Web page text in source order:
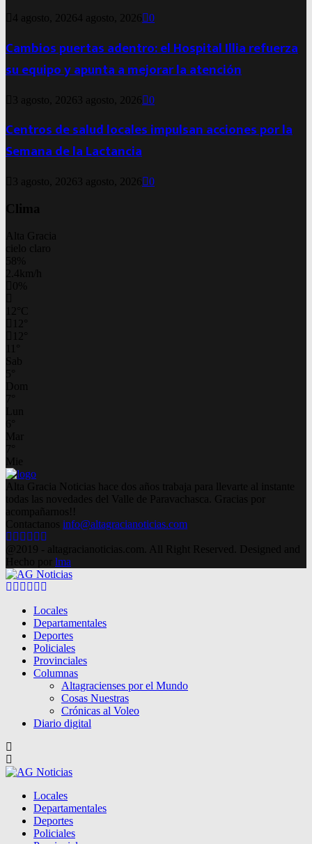
4 agosto, 20264 agosto, 2026 0
Cambios puertas adentro: el Hospital Illia refuerza
su equipo y apunta a mejorar la atención
3 agosto, 2026 3 agosto, 2026 0
Centros de salud locales impulsan acciones por la
Semana de la Lactancia
3 agosto, 2026 3 agosto, 2026 0
Clima
Alta Gracia
cielo claro
58%
2.4km/h
0%
C
Sab
5
Dom
7
Lun
6
Mar
7
Mie
Alta Gracia Noticias hace dos años trabaja para llevarte al instante
todas las novedades del Valle de Paravachasca. Gracias por
acompañarnos!!
Contactanos info@altagracianoticias.com
Facebook
Twitter
Instagram
Pinterest
Google
@2019 - altagracianoticias.com. All Right Reserved. Designed and
Hecho por lma
Facebook
Twitter
Instagram
Pinterest
Google
Locales
Departamentales
Deportes
Policiales
Provinciales
Columnas
Altagracienses por el Mundo
Cosas Nuestras
Crónicas al Voleo
Diario digital
Locales
Departamentales
Deportes
Policiales